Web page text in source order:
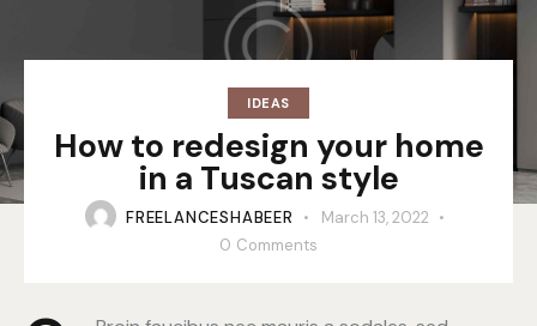
IDEAS
How to redesign your home
in a Tuscan style
FREELANCESHABEER
March 13, 2022
0 Comments